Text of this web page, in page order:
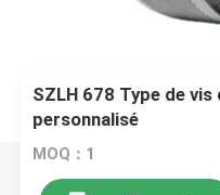
SZLH 678 Type de
personnalisé
MOQ：1